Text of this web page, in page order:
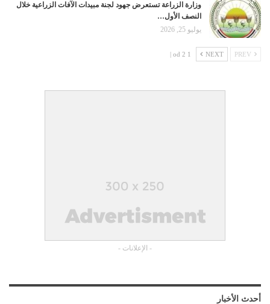
وزارة الزراعة تستعرض جهود لجنة مبيدات الآفات الزراعية خلال
النصف الأول…
يوليو 25, 2026
NEXT
1 od 2 |
- الإعلانات -
أحدث الأخبار